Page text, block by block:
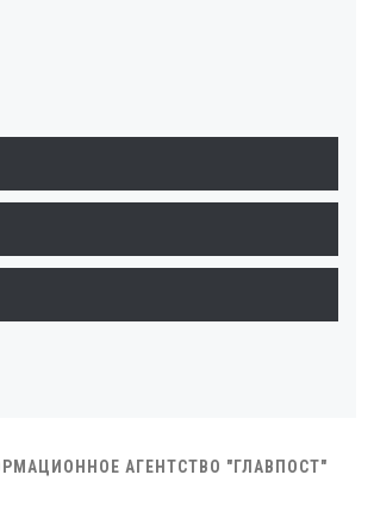
АГЕНТСТВО "ГЛАВПОСТ"